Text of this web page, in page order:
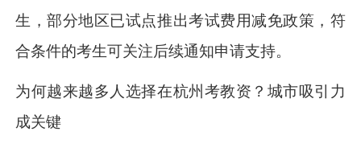
生，部分地区已试点推出考试费用减免政策，符
合条件的考生可关注后续通知申请支持。
为何越来越多人选择在杭州考教资？城市吸引力
成关键